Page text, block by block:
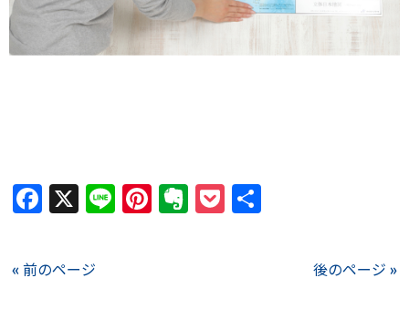
Facebook
X LinePinterest
Evernote
Pocket
« 前のページ 後のページ »